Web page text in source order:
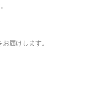
届けします。